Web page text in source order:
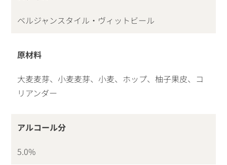
ベルジャンスタイル・ヴィットビール
原材料
大麦麦芽、小麦麦芽、小麦、ホップ、柚子果皮、コ
リアンダー
アルコール分
5.0%